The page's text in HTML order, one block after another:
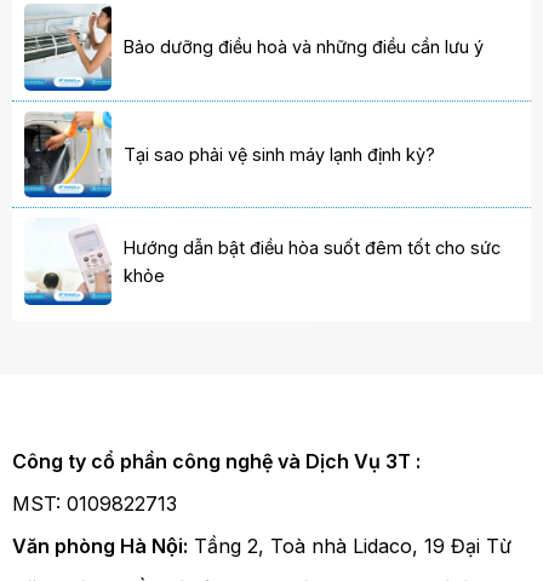
Bảo dưỡng điều hoà và những điều cần lưu ý
Tại sao phải vệ sinh máy lạnh định kỳ?
Hướng dẫn bật điều hòa suốt đêm tốt cho sức
khỏe
Công ty cổ phần công nghệ và Dịch Vụ 3T :
MST: 0109822713
Văn phòng Hà Nội: Tầng 2, Toà nhà Lidaco, 19 Đại Từ